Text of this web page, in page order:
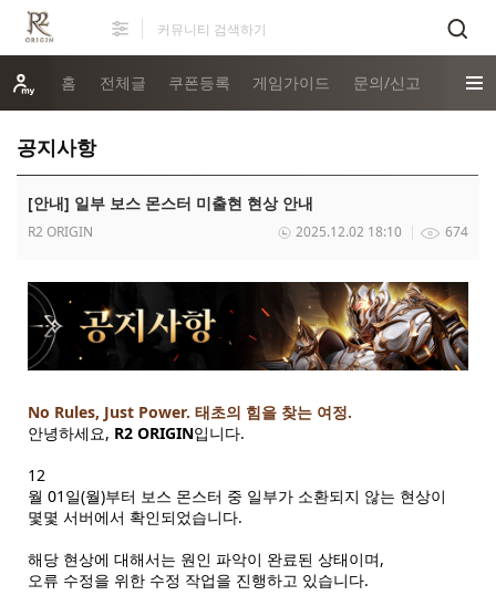
홈 전체글 쿠폰등록 게임가이드 문의/신고
공지사항
[안내] 일부 보스 몬스터 미출현 현상 안내
R2 ORIGIN 674
2025.12.02 18:10
No Rules, Just Power.태초의 힘을 찾는 여정.
안녕하세요, R2 ORIGIN입니다.
12
월 01일(월)부터 보스 몬스터 중 일부가 소환되지 않는 현상이
몇몇 서버에서 확인되었습니다.
해당 현상에 대해서는 원인 파악이 완료된 상태이며,
오류 수정을 위한 수정 작업을 진행하고 있습니다.